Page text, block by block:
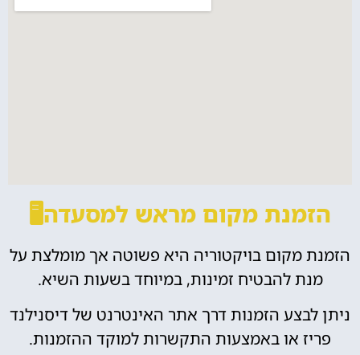
הזמנת מקום מראש למסעדה🖥️
הזמנת מקום בויקטוריה היא פשוטה אך מומלצת על
מנת להבטיח זמינות, במיוחד בשעות השיא.
ניתן לבצע הזמנות דרך אתר האינטרנט של דיסנילנד
פריז או באמצעות התקשרות למוקד ההזמנות.